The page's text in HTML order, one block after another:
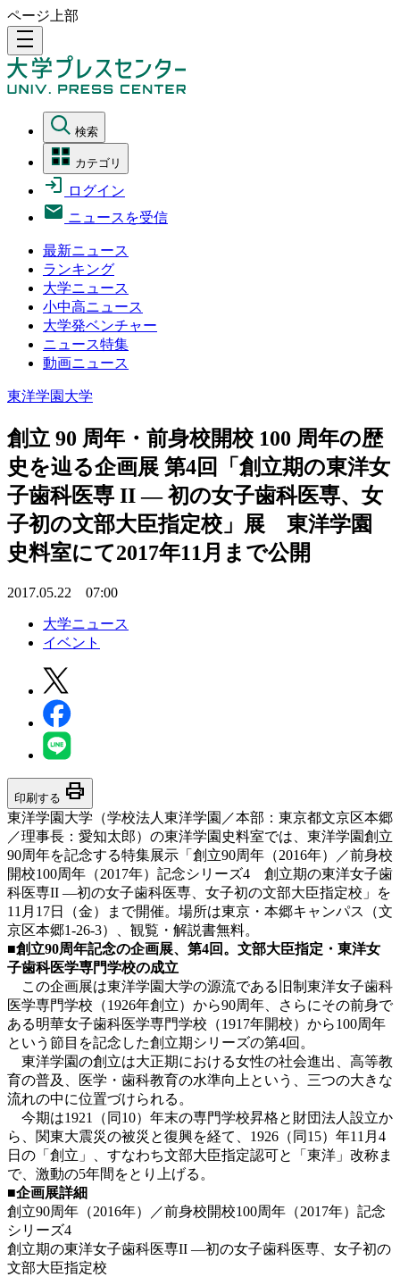
ページ上部
density_medium
検索
カテゴリ
ログイン
ニュースを受信
最新ニュース
ランキング
大学ニュース
小中高ニュース
大学発ベンチャー
ニュース特集
動画ニュース
東洋学園大学
創立 90 周年・前身校開校 100 周年の歴
史を辿る企画展 第4回「創立期の東洋女
子歯科医専 II — 初の女子歯科医専、女
子初の文部大臣指定校」展 東洋学園
史料室にて2017年11月まで公開
2017.05.22 07:00
大学ニュース
イベント
印刷する print
東洋学園大学（学校法人東洋学園／本部：東京都文京区本郷
／理事長：愛知太郎）の東洋学園史料室では、東洋学園創立
90周年を記念する特集展示「創立90周年（2016年）／前身校
開校100周年（2017年）記念シリーズ4 創立期の東洋女子歯
科医専II ―初の女子歯科医専、女子初の文部大臣指定校」を
11月17日（金）まで開催。場所は東京・本郷キャンパス（文
京区本郷1-26-3）、観覧・解説書無料。
■創立90周年記念の企画展、第4回。文部大臣指定・東洋女
子歯科医学専門学校の成立
この企画展は東洋学園大学の源流である旧制東洋女子歯科
医学専門学校（1926年創立）から90周年、さらにその前身で
ある明華女子歯科医学専門学校（1917年開校）から100周年
という節目を記念した創立期シリーズの第4回。
東洋学園の創立は大正期における女性の社会進出、高等教
育の普及、医学・歯科教育の水準向上という、三つの大きな
流れの中に位置づけられる。
今期は1921（同10）年末の専門学校昇格と財団法人設立か
ら、関東大震災の被災と復興を経て、1926（同15）年11月4
日の「創立」、すなわち文部大臣指定認可と「東洋」改称ま
で、激動の5年間をとり上げる。
■企画展詳細
創立90周年（2016年）／前身校開校100周年（2017年）記念
シリーズ4
創立期の東洋女子歯科医専II ―初の女子歯科医専、女子初の
文部大臣指定校